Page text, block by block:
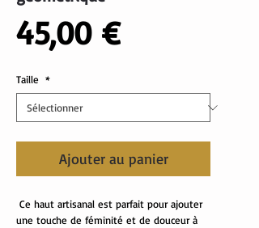
45,00 €Prix
Taille *
Ajouter au panier
Ce haut artisanal est parfait pour ajouter
une touche de féminité et de douceur à